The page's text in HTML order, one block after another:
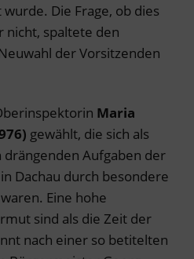
Die Frage, ob dies
nicht, spaltete den
der Vorsitzenden
Maria
gewählt, die sich als
Aufgaben der
Dachau durch besondere
Eine hohe
sind als die Zeit der
nach einer so betitelten